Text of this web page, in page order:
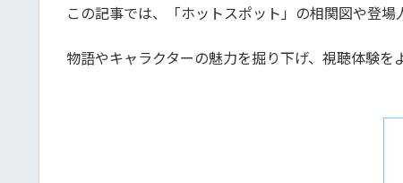
この記事では、「ホットスポット」の相関図や登
物語やキャラクターの魅力を掘り下げ、視聴体験を